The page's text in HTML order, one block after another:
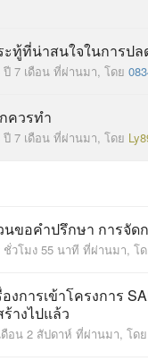
ะทู้ที่น่าสนใจในการป
ปี 7 เดือน ที่ผ่านมา, โดย
ควรทำ
ปี 7 เดือน ที่ผ่านมา, โดย
นขอคำปรึกษา การจัด
ชั่วโมง 55 นาที ที่ผ่านมา, โ
องการเข้าโครงการ
างไปแล้ว
ดือน 2 สัปดาห์ ที่ผ่านมา, โดย